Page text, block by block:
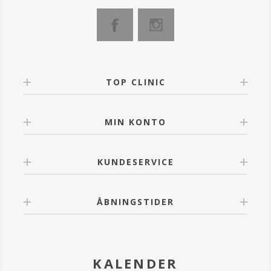
TOP CLINIC
MIN KONTO
KUNDESERVICE
ÅBNINGSTIDER
KALENDER